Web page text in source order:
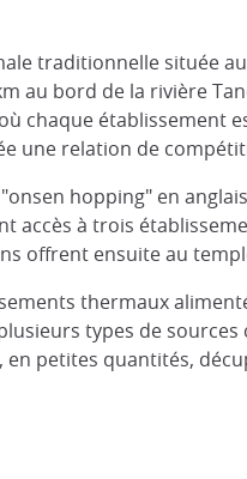
traditionnelle située
au bord de la rivière
chaque établissement
une relation de
hopping" en
accès à trois
offrent ensuite au
thermaux
types de
petites quantités,